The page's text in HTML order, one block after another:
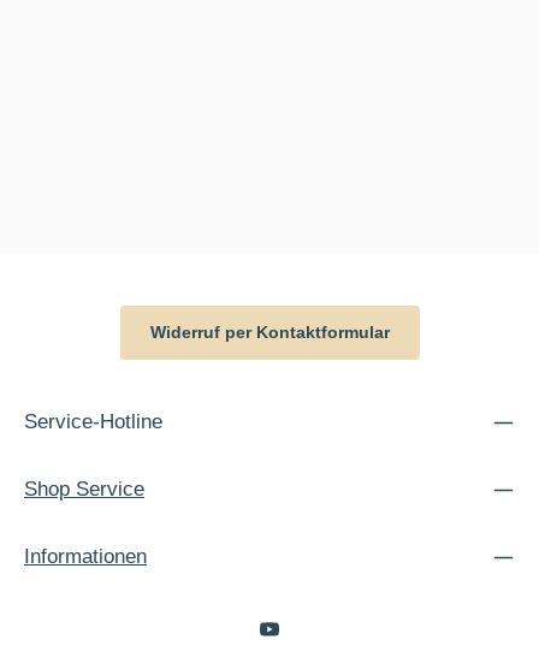
Widerruf per Kontaktformular
Service-Hotline
Shop Service
Informationen